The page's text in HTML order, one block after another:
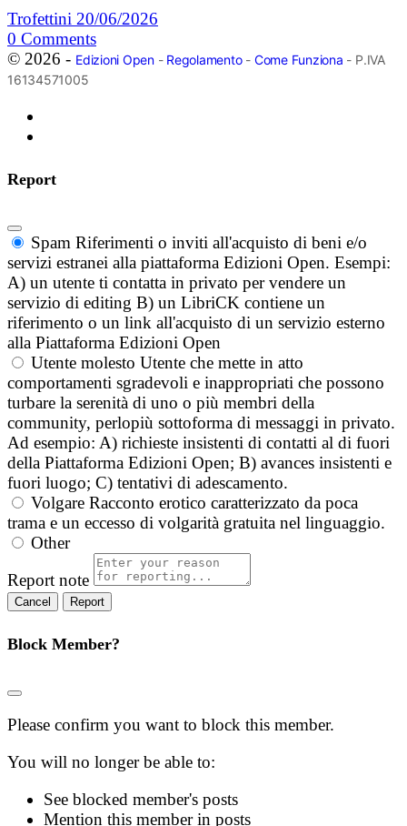
Trofettini 20/06/2026
0 Comments
© 2026 - Edizioni Open- Regolamento- Come Funziona - P.IVA
16134571005
Report
Spam Riferimenti o inviti all'acquisto di beni e/o
servizi estranei alla piattaforma Edizioni Open. Esempi:
A) un utente ti contatta in privato per vendere un
servizio di editing B) un LibriCK contiene un
riferimento o un link all'acquisto di un servizio esterno
alla Piattaforma Edizioni Open
Utente molesto Utente che mette in atto
comportamenti sgradevoli e inappropriati che possono
turbare la serenità di uno o più membri della
community, perlopiù sottoforma di messaggi in privato.
Ad esempio: A) richieste insistenti di contatti al di fuori
della Piattaforma Edizioni Open; B) avances insistenti e
fuori luogo; C) tentativi di adescamento.
Volgare Racconto erotico caratterizzato da poca
trama e un eccesso di volgarità gratuita nel linguaggio.
Other
Report note
Report
Block Member?
Please confirm you want to block this member.
You will no longer be able to:
See blocked member's posts
Mention this member in posts